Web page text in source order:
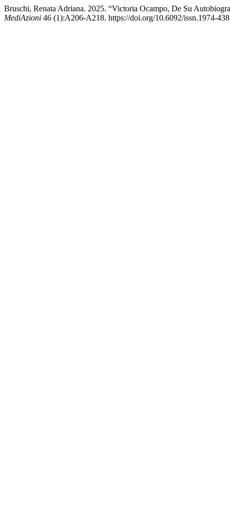
Bruschi, Renata Adriana. 2025. “Victoria Ocampo, De Su
MediAzioni 46 (1):A206-A218. https://doi.org/10.6092/issn.1974-